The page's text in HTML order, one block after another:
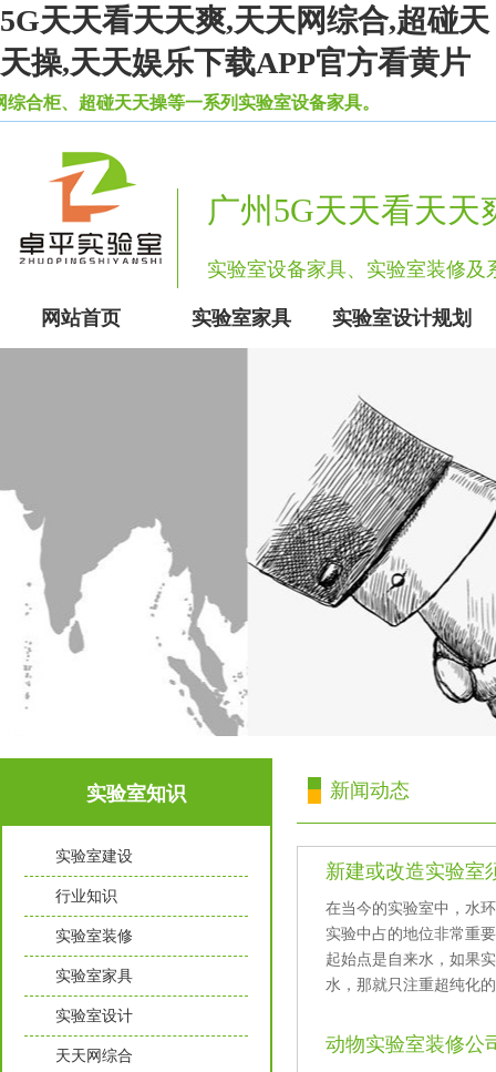
5G天天看天天爽,天天网综合,超碰天
天操,天天娱乐下载APP官方看黄片
柜、超碰天天操等一系列实验室设备家具。
广州5G天天看天
实验室设备家具、实验室装修
网站首页 实验室家具 实验室设计规划
实验室知识
实验室建设
行业知识
实验室装修
实验室家具
实验室设计
天天网综合
新闻动态
新建或改造实验室须
在当今的实验室中，水
实验中占的地位非常重要
起始点是自来水，如
水，那就只注重超纯化
动物实验室装修公司